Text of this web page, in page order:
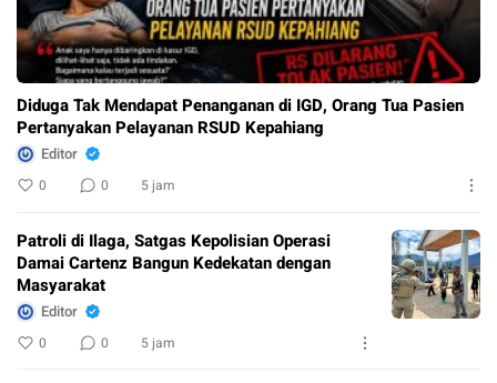
Diduga Tak Mendapat Penanganan di IGD, Orang Tua Pasien
Pertanyakan Pelayanan RSUD Kepahiang
Editor
0 0 5 jam
Patroli di Ilaga, Satgas Kepolisian Operasi
Damai Cartenz Bangun Kedekatan dengan
Masyarakat
Editor
0 0 5 jam